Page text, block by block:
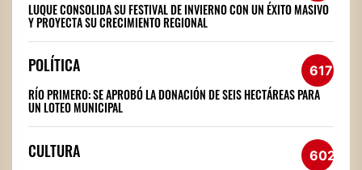
LUQUE CONSOLIDA SU FESTIVAL DE INVIERNO CON UN ÉXITO MASIVO
Y PROYECTA SU CRECIMIENTO REGIONAL
POLÍTICA 617
RÍO PRIMERO: SE APROBÓ LA DONACIÓN DE SEIS HECTÁREAS PARA
UN LOTEO MUNICIPAL
CULTURA 602